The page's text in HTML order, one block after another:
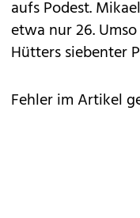
aufs Podest.
etwa nur 26.
Hütters siebenter
Fehler im Artikel